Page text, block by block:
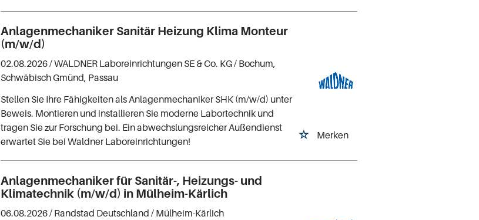
Anlagenmechaniker Sanitär Heizung Klima Monteur
(m/w/d)
Merken
02.08.2026 /WALDNER Laboreinrichtungen SE & Co. KG/ Bochum,
Schwäbisch Gmünd, Passau
Stellen Sie Ihre Fähigkeiten als Anlagenmechaniker SHK (m/w/d) unter
Beweis. Montieren und installieren Sie moderne Labortechnik und
tragen Sie zur Forschung bei. Ein abwechslungsreicher Außendienst
erwartet Sie bei Waldner Laboreinrichtungen!
Anlagenmechaniker für Sanitär-, Heizungs- und
Klimatechnik (m/w/d) in Mülheim-Kärlich
06.08.2026 / Randstad Deutschland / Mülheim-Kärlich